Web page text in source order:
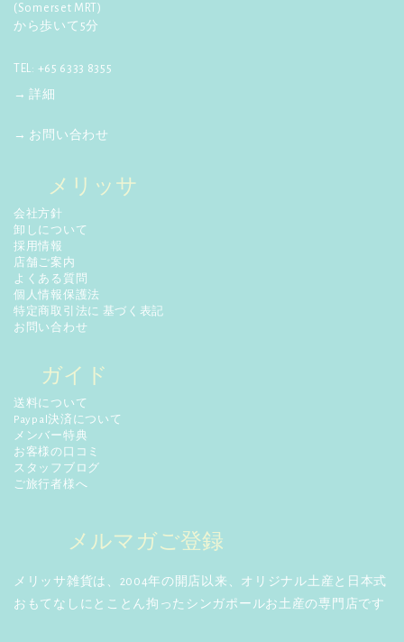
☆ 【ポコチェ】
ーライオンカレンダーが紹介さ
詳しく見る
(Somerset MRT)
から歩いて5分
TEL: +65 6333 8355
→ 詳細
→ お問い合わせ
メリッサ
会社方針
卸しについて
採用情報
店舗ご案内
よくある質問
個人情報保護法
特定商取引法に 基づく表記
お問い合わせ
ガイド
送料について
Paypal決済について
メンバー特典
お客様の口コミ
スタッフブログ
ご旅行者様へ
メルマガご登録
メリッサ雑貨は、2004年の開店以来、オリジナル土産と日本式
おもてなしにとことん拘ったシンガポールお土産の専門店です